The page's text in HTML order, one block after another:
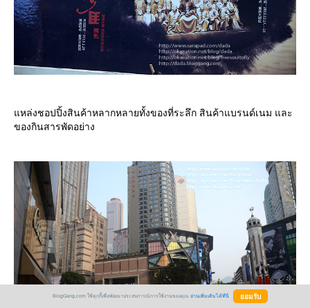
หล่งชอปปิ้งสินค้าหลากหลายทั้งของที่ระลึก สินค้าแบรนด์เนม และ
ของกินสารพัดอย่าง
BlogGang.com ใช้คุกกี้เพื่อพัฒนาประสบการณ์การใช้งานของคุณ อ่านเพิ่มเติมได้ที่นี่